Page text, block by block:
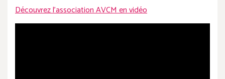
Découvrez l'association AVCM en vidéo